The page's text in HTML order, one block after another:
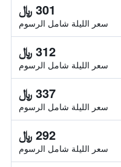
301 ﷼
سعر الليلة شامل الرسوم
312 ﷼
سعر الليلة شامل الرسوم
337 ﷼
سعر الليلة شامل الرسوم
292 ﷼
سعر الليلة شامل الرسوم